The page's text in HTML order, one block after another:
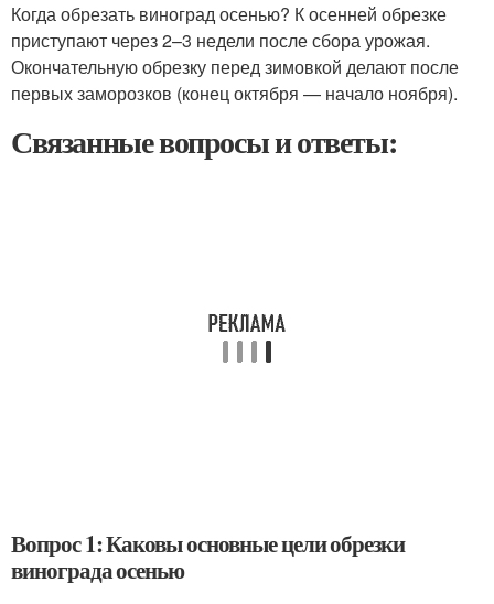
Когда обрезать виноград осенью? К осенней обрезке
приступают через 2–3 недели после сбора урожая.
Окончательную обрезку перед зимовкой делают после
первых заморозков (конец октября — начало ноября).
Связанные вопросы и ответы:
Вопрос 1: Каковы основные цели обрезки
винограда осенью